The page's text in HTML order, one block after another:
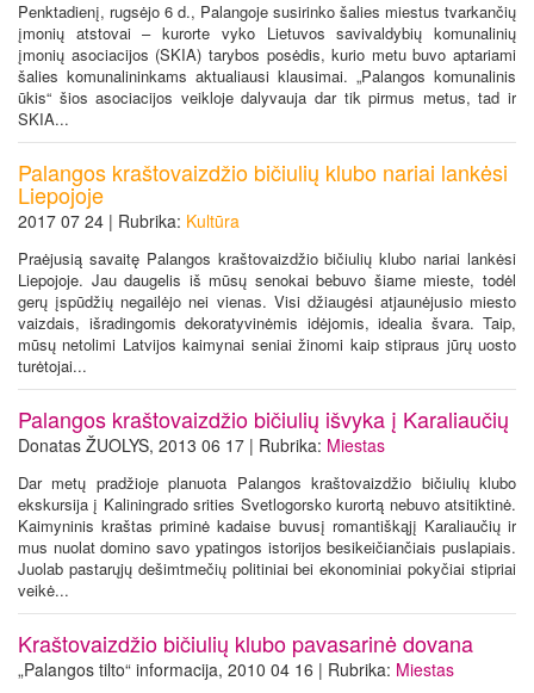
Penktadienį, rugsėjo 6 d., Palangoje susirinko šalies miestus tvarkančių
įmonių atstovai – kurorte vyko Lietuvos savivaldybių komunalinių
įmonių asociacijos (SKIA) tarybos posėdis, kurio metu buvo aptariami
šalies komunalininkams aktualiausi klausimai. „Palangos komunalinis
ūkis“ šios asociacijos veikloje dalyvauja dar tik pirmus metus, tad ir
SKIA...
Palangos kraštovaizdžio bičiulių klubo nariai lankėsi
Liepojoje
2017 07 24 | Rubrika: Kultūra
Praėjusią savaitę Palangos kraštovaizdžio bičiulių klubo nariai lankėsi
Liepojoje. Jau daugelis iš mūsų senokai bebuvo šiame mieste, todėl
gerų įspūdžių negailėjo nei vienas. Visi džiaugėsi atjaunėjusio miesto
vaizdais, išradingomis dekoratyvinėmis idėjomis, idealia švara. Taip,
mūsų netolimi Latvijos kaimynai seniai žinomi kaip stipraus jūrų uosto
turėtojai...
Palangos kraštovaizdžio bičiulių išvyka į Karaliaučių
Donatas ŽUOLYS, 2013 06 17 | Rubrika: Miestas
Dar metų pradžioje planuota Palangos kraštovaizdžio bičiulių klubo
ekskursija į Kaliningrado srities Svetlogorsko kurortą nebuvo atsitiktinė.
Kaimyninis kraštas priminė kadaise buvusį romantiškąjį Karaliaučių ir
mus nuolat domino savo ypatingos istorijos besikeičiančiais puslapiais.
Juolab pastarųjų dešimtmečių politiniai bei ekonominiai pokyčiai stipriai
veikė...
Kraštovaizdžio bičiulių klubo pavasarinė dovana
„Palangos tilto“ informacija, 2010 04 16 | Rubrika: Miestas